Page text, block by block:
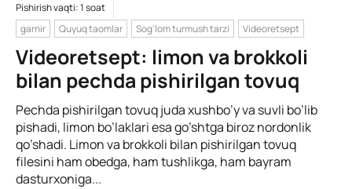
Pishirish vaqti: 1 soat
garnir
Quyuq taomlar Sog'lom turmush tarzi Videoretsept
Videoretsept: limon va brokkoli
bilan pechda pishirilgan tovuq
Pechda pishirilgan tovuq juda xushbo’y va suvli bo’lib
pishadi, limon bo’laklari esa go’shtga biroz nordonlik
qo’shadi. Limon va brokkoli bilan pishirilgan tovuq
filesini ham obedga, ham tushlikga, ham bayram
dasturxoniga...